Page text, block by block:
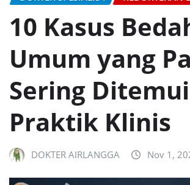
10 Kasus
Umum yang
Sering
Praktik Klinis
DOKTER AIRLANGGA Nov 1,